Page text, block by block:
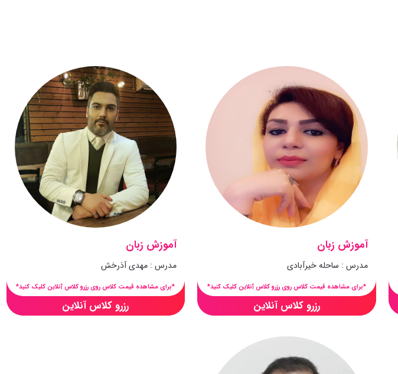
آموزش زبان
مدرس : ساحله خیرآبادی
*برای مشاهده قیمت کلاس روی رزرو کلاس آنلاین کلیک کنید*
رزرو کلاس آنلاین
آموزش زبان
مدرس : مهدی آذرخش
*برای مشاهده قیمت کلاس روی رزرو کلاس آنلاین کلیک کنید*
رزرو کلاس آنلاین